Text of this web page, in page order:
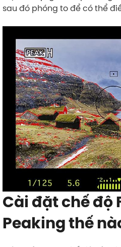
sau đó phóng to để có thể
Cài đặt chế độ
Peaking thế